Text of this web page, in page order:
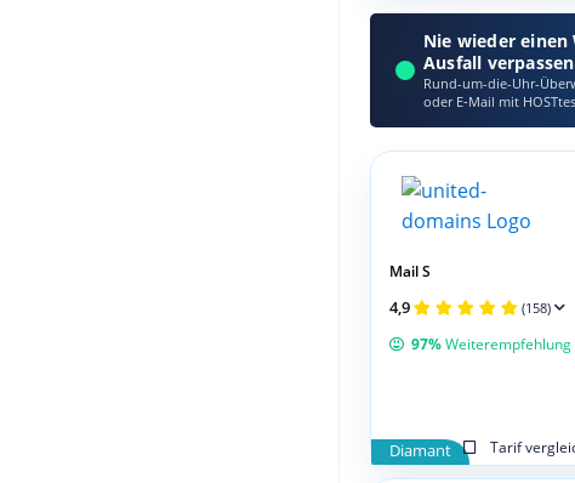
Nie wieder einen
Ausfall
Rund-um-die-Uhr-
oder E‑Mail mit
Diamant
Tarif
Mail S
4,9 (158)
97%Weiterempfehlung